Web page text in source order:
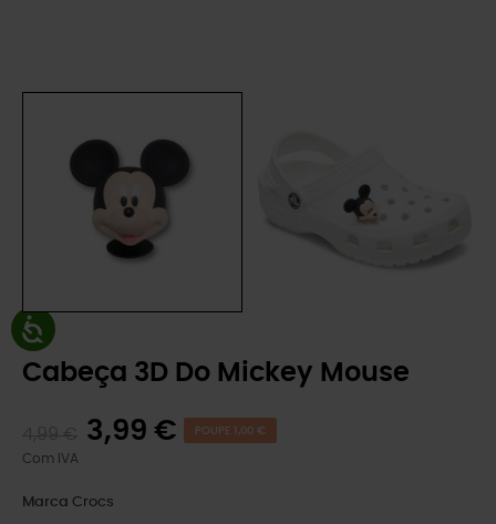
Cabeça 3D Do Mickey Mouse
3,99 € POUPE 1,00 €
Com IVA
Marca Crocs